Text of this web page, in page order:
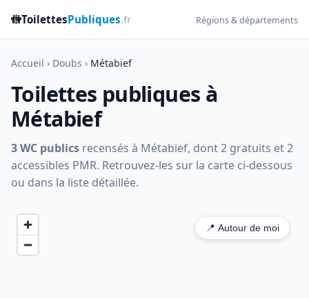
🚻ToilettesPubliques.fr Régions & départements
Accueil › Doubs › Métabief
Toilettes publiques à
Métabief
3 WC publics recensés à Métabief, dont 2 gratuits et 2
accessibles PMR. Retrouvez-les sur la carte ci-dessous
ou dans la liste détaillée.
📍 Autour de moi